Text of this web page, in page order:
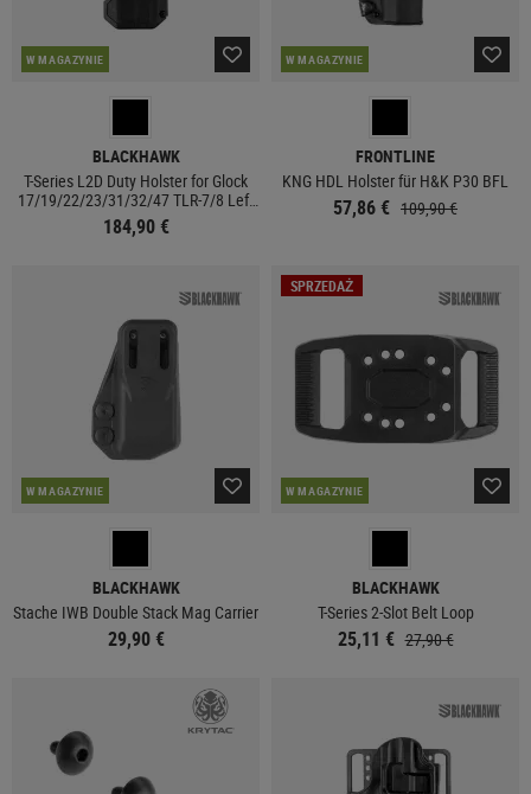
W MAGAZYNIE
BLACKHAWK
T-Series L2D Duty Holster for Glock
17/19/22/23/31/32/47 TLR-7/8 Left
Side
184,90 €
W MAGAZYNIE
FRONTLINE
KNG HDL Holster für H&K P30 BFL
57,86 € 109,90 €
W MAGAZYNIE
BLACKHAWK
Stache IWB Double Stack Mag Carrier
29,90 €
SPRZEDAŻ
W MAGAZYNIE
BLACKHAWK
T-Series 2-Slot Belt Loop
25,11 € 27,90 €